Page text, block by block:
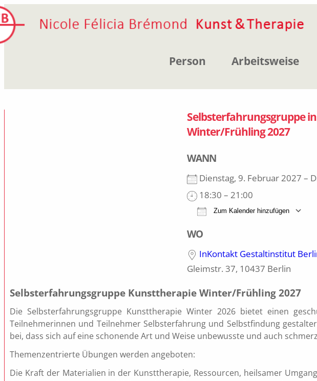
Zum
Inhalt
springen
Person Arbeitsweise
Selbsterfahrungsgruppe
Winter/Frühling 2027
WANN
Dienstag, 9. Februar 2027 –
18:30 – 21:00
Zum Kalender hinzufügen
WO
InKontakt Gestaltinstitut
Gleimstr. 37, 10437 Berlin
Selbsterfahrungsgruppe Kunsttherapie Winter/Frühling 2027
Die Selbsterfahrungsgruppe Kunsttherapie Winter 2026 bietet einen
Teilnehmerinnen und Teilnehmer Selbsterfahrung und Selbstfindung
bei, dass sich auf eine schonende Art und Weise unbewusste und auch
Themenzentrierte Übungen werden angeboten:
Die Kraft der Materialien in der Kunsttherapie, Ressourcen, heilsamer